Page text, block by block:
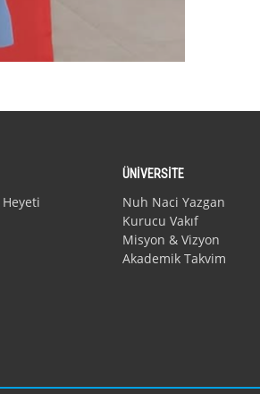
ÜNİVERSİTE
Nuh Naci Yazgan
Kurucu Vakıf
Misyon & Vizyon
Akademik Takvim